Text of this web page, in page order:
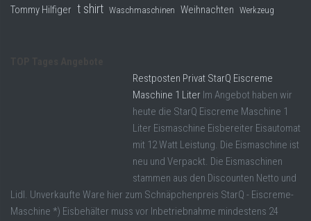
Tommy Hilfiger t shirt Waschmaschinen Weihnachten Werkzeug
Restposten Privat StarQ Eiscreme
Maschine 1 Liter Im Angebot haben wir
heute die StarQ Eiscreme Maschine 1
Liter Eismaschine Eisbereiter Eisautomat
mit 12 Watt Leistung. Die Eismaschine ist
neu und Verpackt. Die Eismaschinen
stammen aus den Discounten Netto und
Lidl. Unverkaufte Ware hier zum Schnäpchenpreis StarQ - Eiscreme-
Maschine *) Eisbehälter muss vor Inbetriebnahme mindestens 24